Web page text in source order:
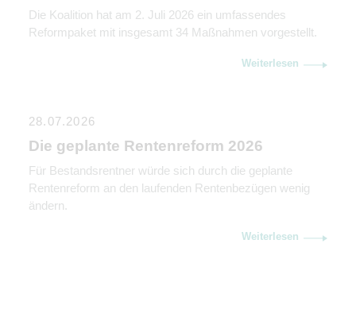
Die Koalition hat am 2. Juli 2026 ein umfassendes
Reformpaket mit insgesamt 34 Maßnahmen vorgestellt.
Weiterlesen
28.07.2026
Die geplante Rentenreform 2026
Für Bestandsrentner würde sich durch die geplante
Rentenreform an den laufenden Rentenbezügen wenig
ändern.
Weiterlesen